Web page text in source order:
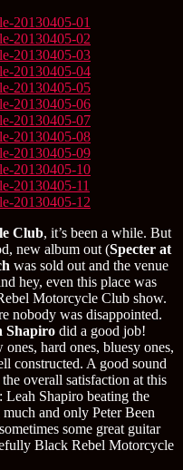
Club, it’s been a while. But
new album out (Specter at
was sold out and the venue
hey, even this place was
Motorcycle Club show.
nobody was disappointed.
Shapiro did a good job!
hard ones, bluesy ones,
constructed. A good sound
overall satisfaction at this
: Leah Shapiro beating the
and only Peter Been
some great guitar
Black Rebel Motorcycle